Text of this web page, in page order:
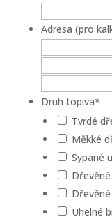
Adresa (pro
Druh topiva*
Tvrdé
Měkké
Sypané
Uhelné